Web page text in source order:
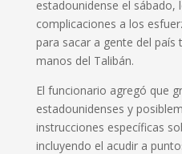
estadounidense el sábado,
complicaciones a los
para sacar a gente del país
manos del Talibán.
El funcionario agregó que
estadounidenses y
instrucciones específicas
incluyendo el acudir a